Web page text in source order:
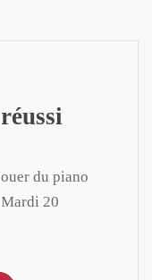
du piano
20